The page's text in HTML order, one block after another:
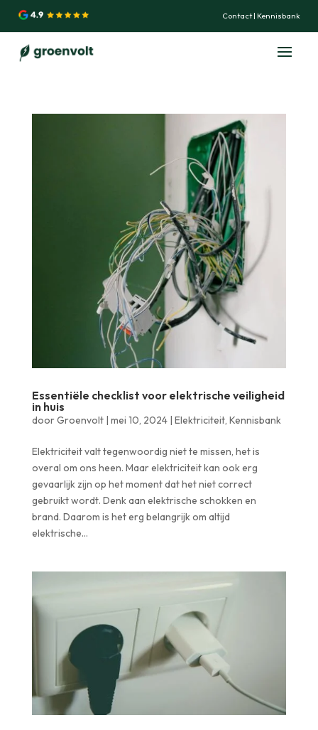
Contact| Kennisbank
Essentiële checklist voor elektrische veiligheid
in huis
doorGroenvolt| mei 10, 2024| Elektriciteit, Kennisbank
Elektriciteit valt tegenwoordig niet te missen, het is
overal om ons heen. Maar elektriciteit kan ook erg
gevaarlijk zijn op het moment dat het niet correct
gebruikt wordt. Denk aan elektrische schokken en
brand. Daarom is het erg belangrijk om altijd
elektrische...